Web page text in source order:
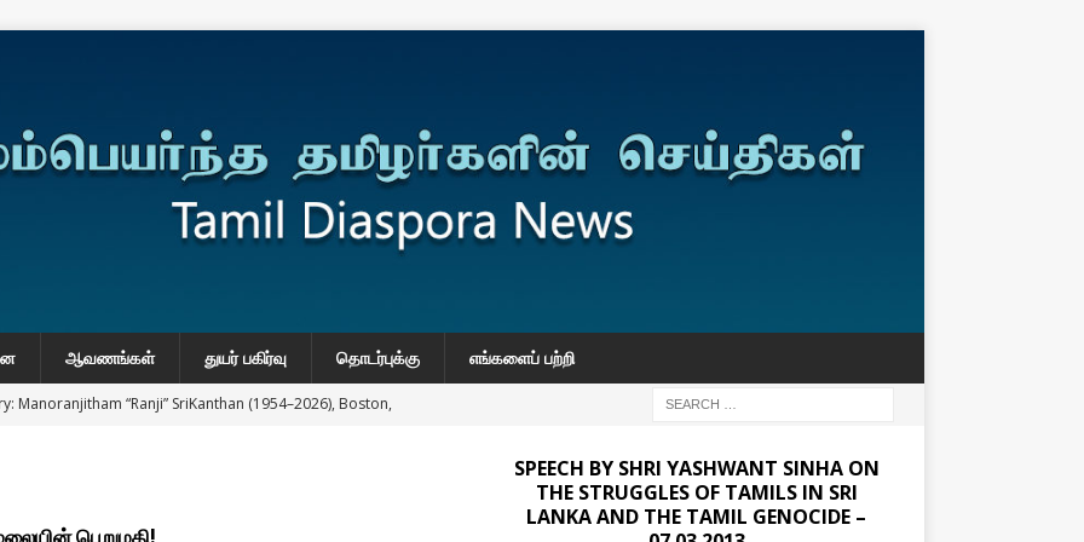
ஆவணங்கள் துயர் பகிர்வு தொடர்புக்கு எங்களைப் பற்றி
Manoranjitham “Ranji” SriKanthan (1954–2026), Boston,
SPEECH BY SHRI YASHWANT SINHA ON
THE STRUGGLES OF TAMILS IN SRI
LANKA AND THE TAMIL GENOCIDE –